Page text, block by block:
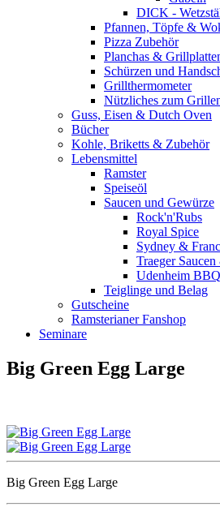
DICK -
Pfannen, Töpfe &
Pizza Zubehör
Planchas &
Schürzen und
Grillthermometer
Nützliches zum
Guss, Eisen & Dutch Oven
Bücher
Kohle, Briketts & Zubehör
Lebensmittel
Ramster
Speiseöl
Saucen und Gewürze
Rock'n'Rubs
Royal Spice
Sydney &
Traeger
Udenheim BBQ
Teiglinge und Belag
Gutscheine
Ramsterianer Fanshop
Seminare
Big Green Egg Large
Big Green Egg Large